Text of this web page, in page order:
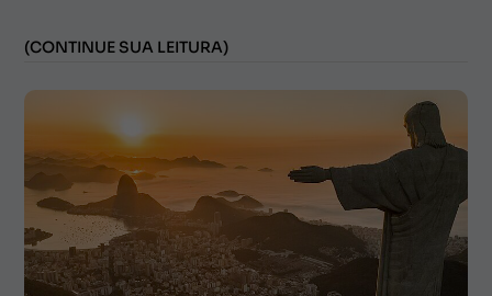
(CONTINUE SUA LEITURA)